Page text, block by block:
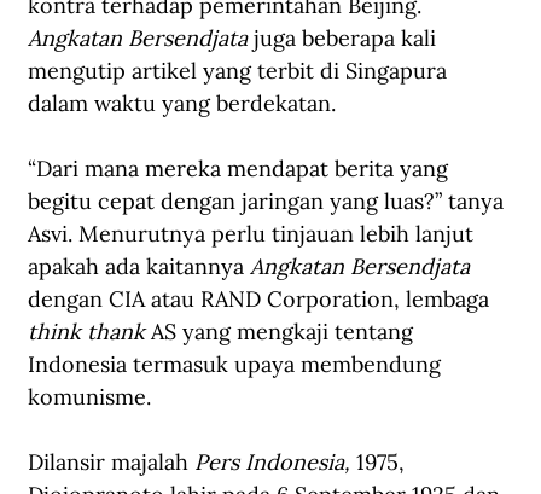
kontra terhadap pemerintahan Beijing.
Angkatan Bersendjata juga beberapa kali
mengutip artikel yang terbit di Singapura
dalam waktu yang berdekatan.
“Dari mana mereka mendapat berita yang
begitu cepat dengan jaringan yang luas?” tanya
Asvi. Menurutnya perlu tinjauan lebih lanjut
apakah ada kaitannya Angkatan Bersendjata
dengan CIA atau RAND Corporation, lembaga
think thank AS yang mengkaji tentang
Indonesia termasuk upaya membendung
komunisme.
Dilansir majalah Pers Indonesia, 1975,